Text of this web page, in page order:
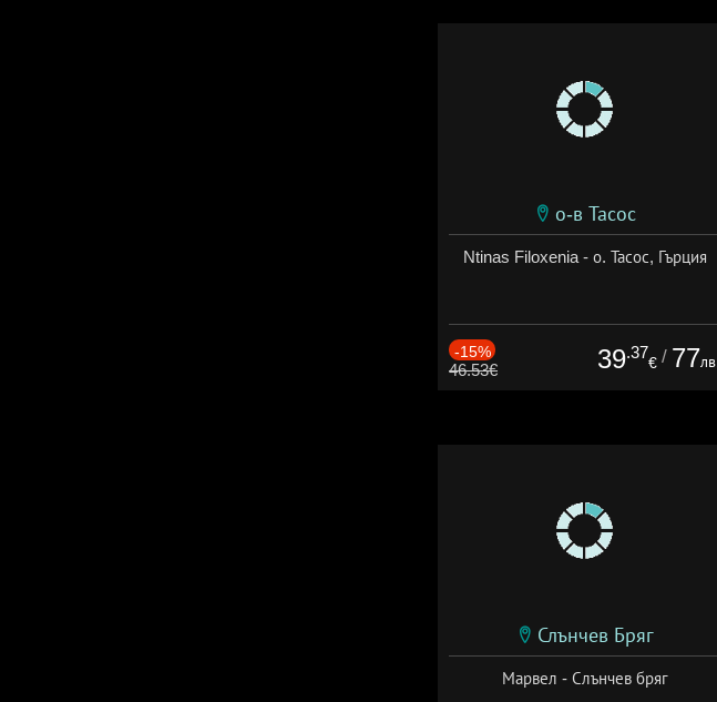
о-в Тасос
Ntinas Filoxenia - о. Тасос, Гърция
-15%
46.53€ 39.37
€ / 77лв.
Слънчев Бряг
Марвел - Слънчев бряг